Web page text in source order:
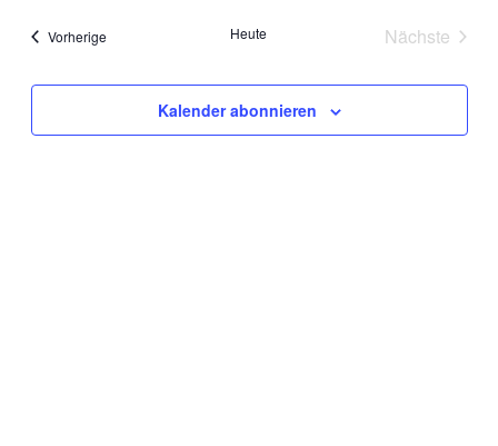
VorherigeVeranstaltungen Heute
Nächste
Kalender abonnieren